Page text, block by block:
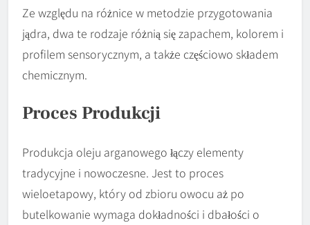
Ze względu na różnice w metodzie przygotowania
jądra, dwa te rodzaje różnią się zapachem, kolorem i
profilem sensorycznym, a także częściowo składem
chemicznym.
Proces Produkcji
Produkcja oleju arganowego łączy elementy
tradycyjne i nowoczesne. Jest to proces
wieloetapowy, który od zbioru owocu aż po
butelkowanie wymaga dokładności i dbałości o